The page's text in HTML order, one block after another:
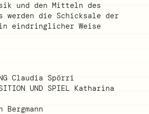
und den Mitteln des
werden die Schicksale der
eindringlicher Weise
Claudia Spörri
UND SPIEL Katharina